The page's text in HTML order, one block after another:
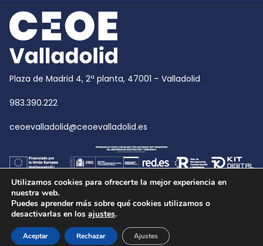
Plaza de Madrid 4, 2ª planta, 47001 – Valladolid
983.390.222
ceoevalladolid@ceoevalladolid.es
Copyright © 2026CEOE Valladolid
POLÍTICA DE PRIVACIDAD POLÍTICA DE CALIDAD
Utilizamos cookies para ofrecerte la mejor experiencia en
nuestra web.
Puedes aprender más sobre qué cookies utilizamos o
desactivarlas en los ajustes.
Aceptar Rechazar Ajustes